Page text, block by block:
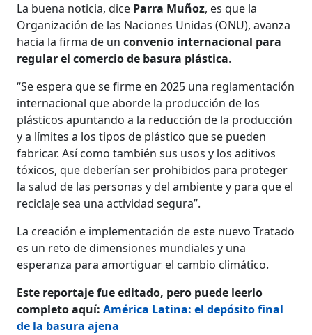
La buena noticia, dice Parra Muñoz, es que la
Organización de las Naciones Unidas (ONU), avanza
hacia la firma de unconvenio internacional para
regular el comercio de basura plástica.
“Se espera que se firme en 2025 una reglamentación
internacional que aborde la producción de los
plásticos apuntando a la reducción de la producción
y a límites a los tipos de plástico que se pueden
fabricar. Así como también sus usos y los aditivos
tóxicos, que deberían ser prohibidos para proteger
la salud de las personas y del ambiente y para que el
reciclaje sea una actividad segura”.
La creación e implementación de este nuevo Tratado
es un reto de dimensiones mundiales y una
esperanza para amortiguar el cambio climático.
Este reportaje fue editado, pero puede leerlo
completo aquí:América Latina: el depósito final
de la basura ajena